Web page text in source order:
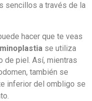
sencillos a través de la
hacer que te veas
se utiliza
de piel. Así, mientras
también se
inferior del ombligo se